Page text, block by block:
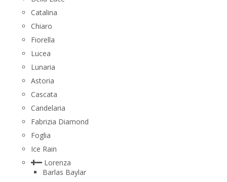
Сatalina
Chiaro
Fiorella
Lucea
Lunaria
Astoria
Cascata
Candelaria
Fabrizia Diamond
Foglia
Ice Rain
Lorenza
Barlas Baylar